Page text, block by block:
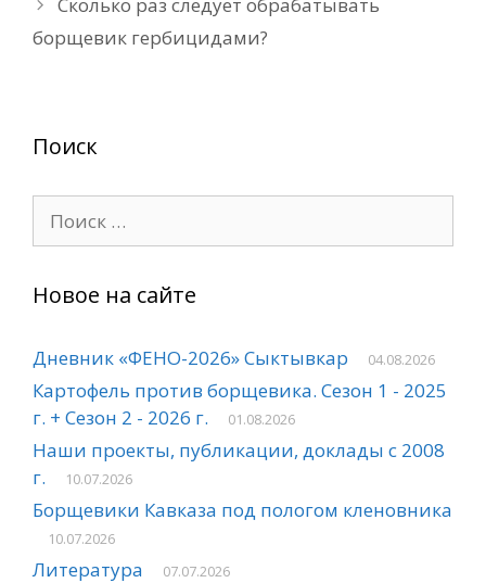
борщевик гербицидами?
Поиск
Новое на сайте
Дневник «ФЕНО-2026» Сыктывкар 04.08.2026
Картофель против борщевика. Сезон 1 - 2025
г. + Сезон 2 - 2026 г.
01.08.2026
Наши проекты, публикации, доклады с 2008
г.
10.07.2026
Борщевики Кавказа под пологом кленовника
10.07.2026
Литература 07.07.2026